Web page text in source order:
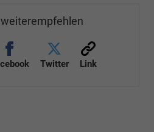
Twitter Link